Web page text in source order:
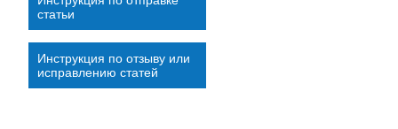
статьи
Инструкция по отзыву или
исправлению статей